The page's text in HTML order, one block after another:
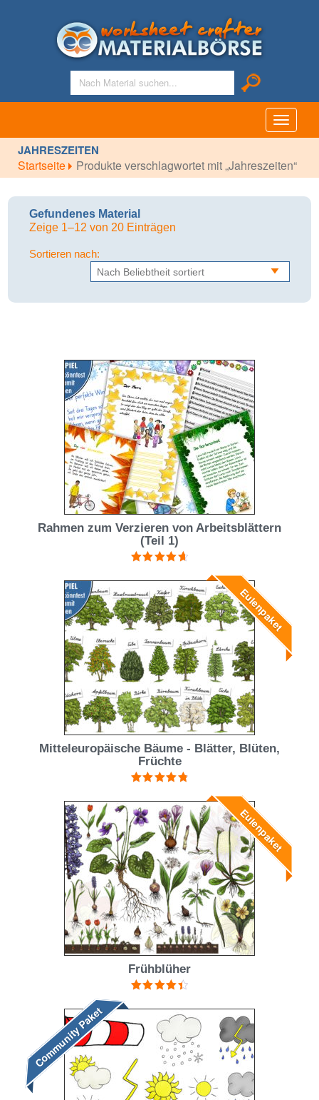
Toggle
JAHRESZEITEN
Startseite Produkte verschlagwortet mit „Jahreszeiten“
Gefundenes Material
Zeige 1–12 von 20 Einträgen
Sortieren nach:
Rahmen zum Verzieren von Arbeitsblättern
(Teil 1)
mit4.75
von 5
Eulenpaket
Mitteleuropäische Bäume - Blätter, Blüten,
Früchte
4.91von 5 Eulenpaket
Frühblüher
mit4.50
von 5
Community Paket